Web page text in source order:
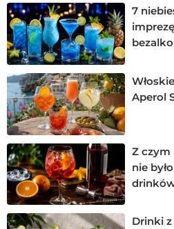
7
Aperol
Z czym
nie
Drinki